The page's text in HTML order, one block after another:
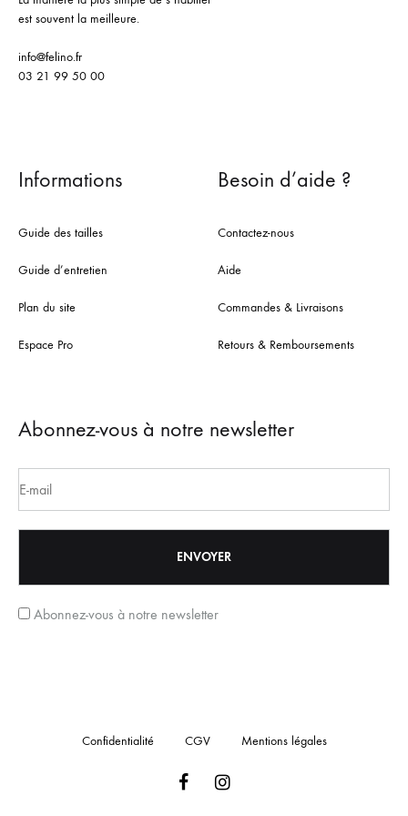
est souvent la meilleure.
info@felino.fr
03 21 99 50 00
Informations
Guide des tailles
Guide d’entretien
Plan du site
Espace Pro
Besoin d’aide ?
Contactez-nous
Aide
Commandes & Livraisons
Retours & Remboursements
Abonnez-vous à notre newsletter
Abonnez-vous à notre newsletter
Confidentialité CGV Mentions légales
FacebookInstagram